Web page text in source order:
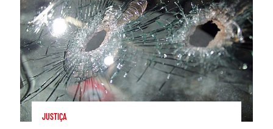
JUSTIÇA